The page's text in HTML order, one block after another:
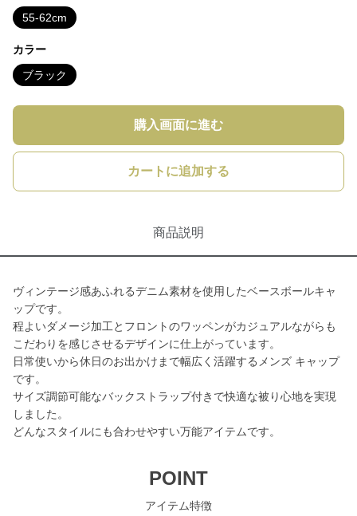
55-62cm
カラー
ブラック
購入画面に進む
カートに追加する
商品説明
ヴィンテージ感あふれるデニム素材を使用したベースボールキャ
ップです。
程よいダメージ加工とフロントのワッペンがカジュアルながらも
こだわりを感じさせるデザインに仕上がっています。
日常使いから休日のお出かけまで幅広く活躍するメンズ キャップ
です。
サイズ調節可能なバックストラップ付きで快適な被り心地を実現
しました。
どんなスタイルにも合わせやすい万能アイテムです。
POINT
アイテム特徴